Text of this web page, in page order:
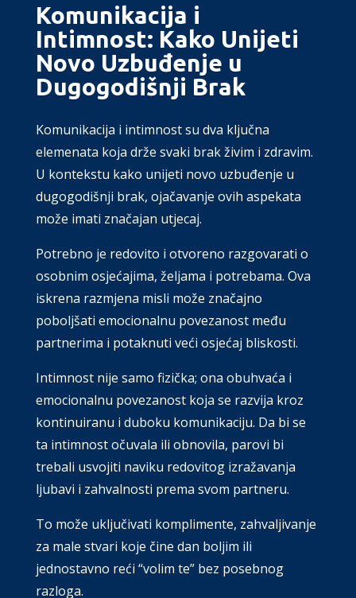
Komunikacija i
Intimnost: Kako Unijeti
Novo Uzbuđenje u
Dugogodišnji Brak
Komunikacija i intimnost su dva ključna
elemenata koja drže svaki brak živim i zdravim.
U kontekstu kako unijeti novo uzbuđenje u
dugogodišnji brak, ojačavanje ovih aspekata
može imati značajan utjecaj.
Potrebno je redovito i otvoreno razgovarati o
osobnim osjećajima, željama i potrebama. Ova
iskrena razmjena misli može značajno
poboljšati emocionalnu povezanost među
partnerima i potaknuti veći osjećaj bliskosti.
Intimnost nije samo fizička; ona obuhvaća i
emocionalnu povezanost koja se razvija kroz
kontinuiranu i duboku komunikaciju. Da bi se
ta intimnost očuvala ili obnovila, parovi bi
trebali usvojiti naviku redovitog izražavanja
ljubavi i zahvalnosti prema svom partneru.
To može uključivati komplimente, zahvaljivanje
za male stvari koje čine dan boljim ili
jednostavno reći “volim te” bez posebnog
razloga.